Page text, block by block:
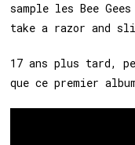
sample les Bee
take a razor and
17 ans plus tard,
que ce premier